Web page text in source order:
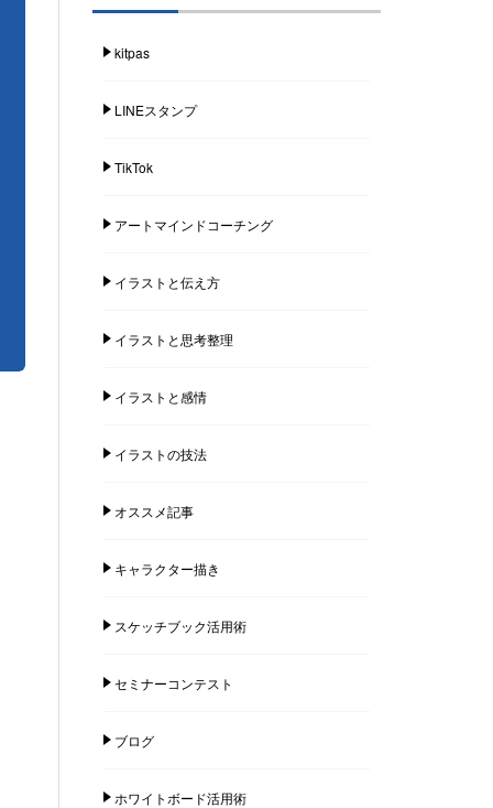
kitpas
LINEスタンプ
TikTok
アートマインドコーチング
イラストと伝え方
イラストと思考整理
イラストと感情
イラストの技法
オススメ記事
キャラクター描き
スケッチブック活用術
セミナーコンテスト
ブログ
ホワイトボード活用術